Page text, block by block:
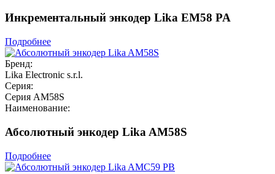
Инкрементальный энкодер Lika EM58 PA
Подробнее
Бренд:
Lika Electronic s.r.l.
Серия:
Серия AM58S
Наименование:
Абсолютный энкодер Lika AM58S
Подробнее